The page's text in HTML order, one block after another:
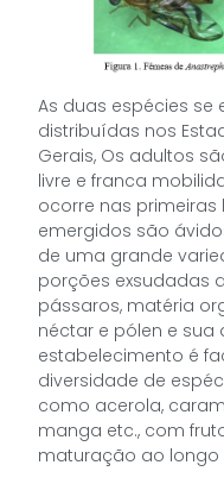
As duas espécies
distribuídas nos
Gerais, Os adultos
livre e franca
ocorre nas
emergidos são
de uma grande
porções exsudadas
pássaros, matéria
néctar e pólen e sua
estabelecimento é
diversidade de
como acerola,
manga etc., com
maturação ao longo